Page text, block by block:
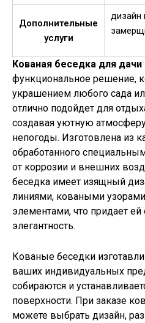
Дополнительные
услуги
дизайн
Кованая беседка для дачи
функциональное решение,
украшением любого сада
отлично подойдет для
создавая уютную
непогоды. Изготовлена из
обработанного
от коррозии и внешних
беседка имеет изящный
линиями, коваными
элементами, что придает
элегантность.
Кованые беседки
ваших индивидуальных
собираются и
поверхности. При заказе
можете выбрать дизайн,